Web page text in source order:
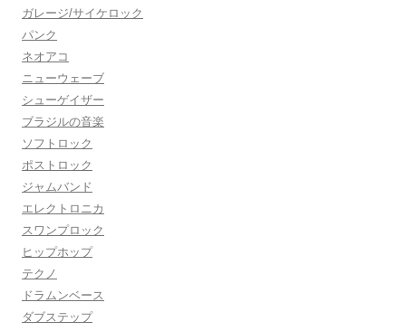
ガレージ/サイケロック
パンク
ネオアコ
ニューウェーブ
シューゲイザー
ブラジルの音楽
ソフトロック
ポストロック
ジャムバンド
エレクトロニカ
スワンプロック
ヒップホップ
テクノ
ドラムンベース
ダブステップ